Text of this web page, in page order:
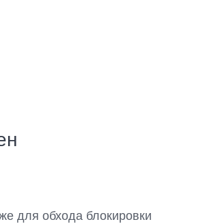
для обхода блокировки